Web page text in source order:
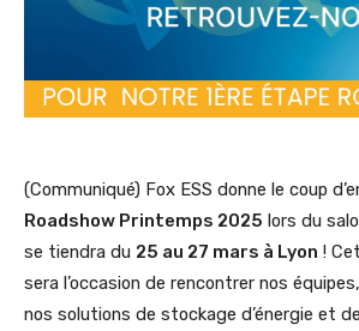
(Communiqué) Fox ESS donne le coup
Roadshow Printemps 2025 lors du
se tiendra du 25 au 27 mars à Lyon !
sera l’occasion de rencontrer nos
nos solutions de stockage d’énergie et